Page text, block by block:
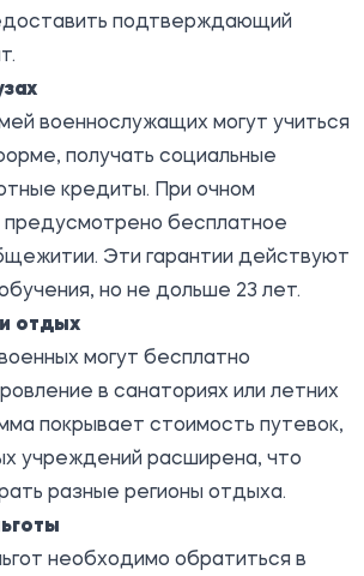
подтверждающий
военнослужащих могут учиться
получать социальные
кредиты. При очном
предусмотрено бесплатное
Эти гарантии действуют
но не дольше 23 лет.
отдых
могут бесплатно
в санаториях или летних
покрывает стоимость путевок,
учреждений расширена, что
разные регионы отдыха.
необходимо обратиться в